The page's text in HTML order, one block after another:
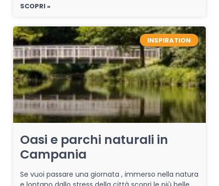
SCOPRI »
INSPIRATION
Oasi e parchi naturali in
Campania
Se vuoi passare una giornata , immerso nella natura